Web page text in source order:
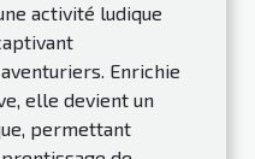
activité ludique
Enrichie
elle devient un
permettant